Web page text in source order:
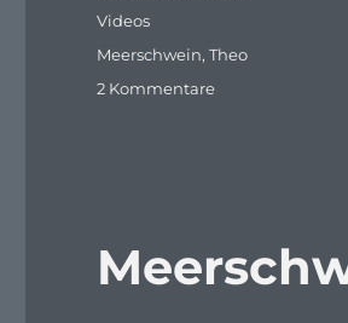
am
Kategorien
Videos
Schlagwörter
Meerschwein,Theo
2 Kommentarezu